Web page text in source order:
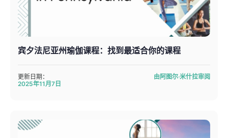
宾夕法尼亚州瑜伽课程：找到最适合你的课程
更新日期：
2025年11月7日
由阿图尔·米什拉审阅